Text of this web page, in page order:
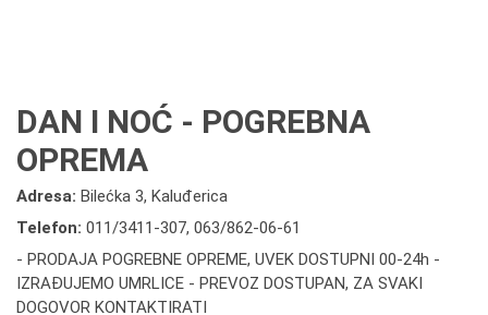
DAN I NOĆ - POGREBNA
OPREMA
Adresa: Bilećka 3, Kaluđerica
Telefon: 011/3411-307, 063/862-06-61
- PRODAJA POGREBNE OPREME, UVEK DOSTUPNI 00-24h -
IZRAĐUJEMO UMRLICE - PREVOZ DOSTUPAN, ZA SVAKI
DOGOVOR KONTAKTIRATI